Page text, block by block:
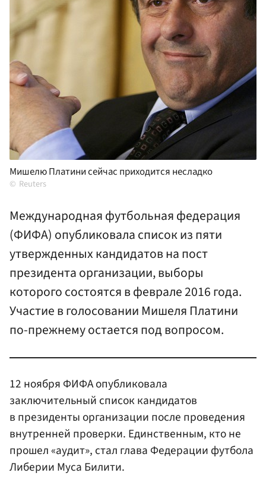
Мишелю Платини сейчас приходится несладко
Reuters
Международная футбольная федерация
(ФИФА) опубликовала список из пяти
утвержденных кандидатов на пост
президента организации, выборы
которого состоятся в феврале 2016 года.
Участие в голосовании Мишеля Платини
по-прежнему остается под вопросом.
12 ноября ФИФА опубликовала
заключительный список кандидатов
в президенты организации после проведения
внутренней проверки. Единственным, кто не
прошел «аудит», стал глава Федерации футбола
Либерии Муса Билити.